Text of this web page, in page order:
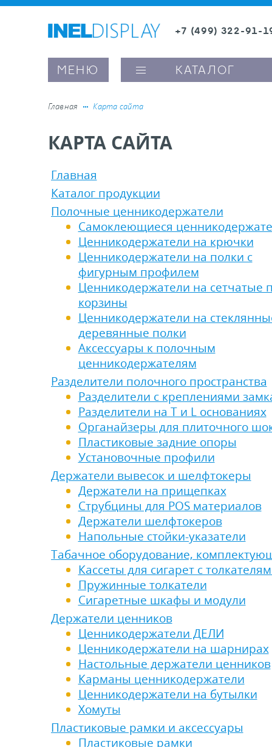
+7 (499) 322-91-
МЕНЮ КАТАЛОГ
ценникодержатели
полочного пространства
вывесок и шелфтокеры
оборудование, комплектующие
рамки и аксессуары
напольные, подвесные, на полку
покупателей
фурнитура
конструкции из алюминиевого
Главная Карта сайта
КАРТА САЙТА
Главная
Каталог продукции
Полочные ценникодержатели
Самоклеющиеся
Ценникодержатели на крючки
Ценникодержатели на полки с
фигурным профилем
Ценникодержатели на сетчатые
корзины
Ценникодержатели на
деревянные полки
Аксессуары к полочным
ценникодержателям
Разделители полочного пространства
Разделители с креплениями
Разделители на Т и L основаниях
Органайзеры для плиточного
Пластиковые задние опоры
Установочные профили
Держатели вывесок и шелфтокеры
Держатели на прищепках
Струбцины для POS материалов
Держатели шелфтокеров
Напольные стойки-указатели
Табачное оборудование,
Кассеты для сигарет с
Пружинные толкатели
Сигаретные шкафы и модули
Держатели ценников
Ценникодержатели ДЕЛИ
Ценникодержатели на шарнирах
Настольные держатели ценников
Карманы ценникодержатели
Ценникодержатели на бутылки
Хомуты
Пластиковые рамки и аксессуары
Пластиковые рамки